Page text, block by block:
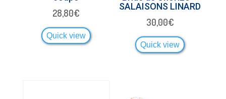
28,80€
Quick view
SALAISONS LINARD
30,00€
Quick view